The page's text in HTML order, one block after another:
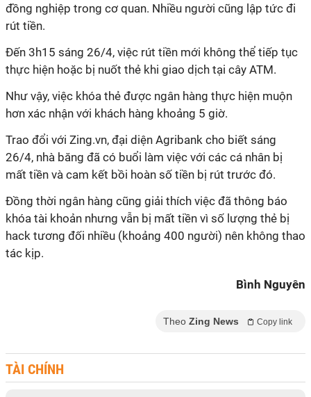
đồng nghiệp trong cơ quan. Nhiều người cũng lập tức đi
rút tiền.
Đến 3h15 sáng 26/4, việc rút tiền mới không thể tiếp tục
thực hiện hoặc bị nuốt thẻ khi giao dịch tại cây ATM.
Như vậy, việc khóa thẻ được ngân hàng thực hiện muộn
hơn xác nhận với khách hàng khoảng 5 giờ.
Trao đổi với Zing.vn, đại diện Agribank cho biết sáng
26/4, nhà băng đã có buổi làm việc với các cá nhân bị
mất tiền và cam kết bồi hoàn số tiền bị rút trước đó.
Đồng thời ngân hàng cũng giải thích việc đã thông báo
khóa tài khoản nhưng vẫn bị mất tiền vì số lượng thẻ bị
hack tương đối nhiều (khoảng 400 người) nên không thao
tác kịp.
Bình Nguyên
Theo Zing News Copy link
TÀI CHÍNH